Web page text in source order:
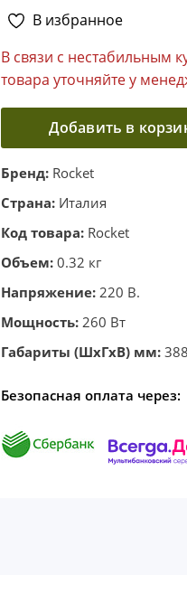
В избранное
В связи с нестабильным
товара уточняйте у
Добавить в
Бренд: Rocket
Страна: Италия
Код товара: Rocket
Объем: 0.32 кг
Напряжение: 220 В.
Мощность: 260 Вт
Габариты (ШхГхВ) мм:
Безопасная оплата через: